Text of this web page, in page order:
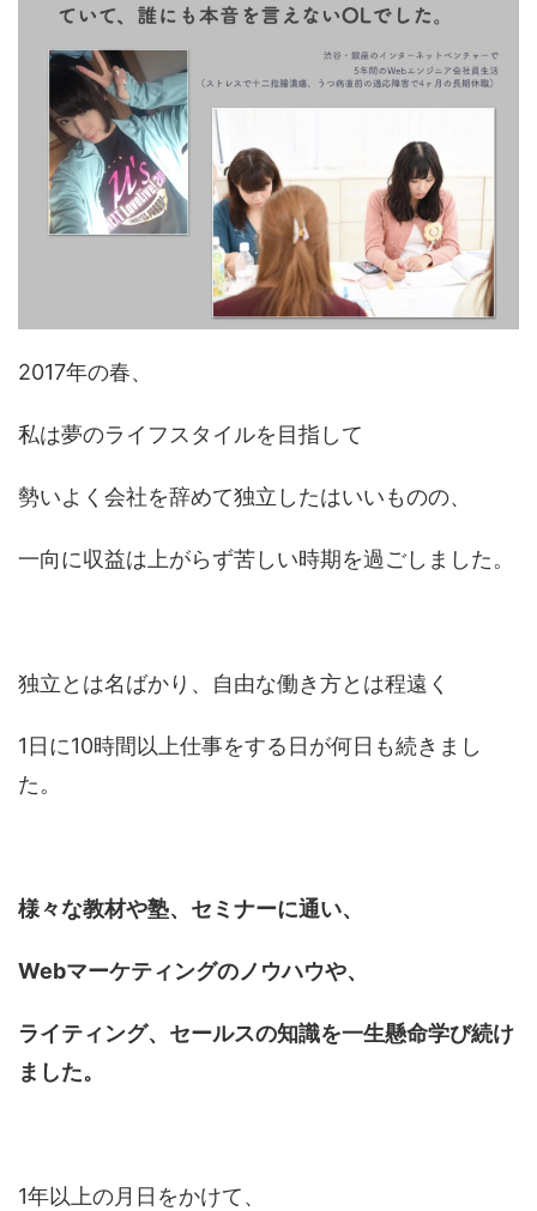
2017年の春、
私は夢のライフスタイルを目指して
勢いよく会社を辞めて独立したはいいものの、
一向に収益は上がらず苦しい時期を過ごしました。
独立とは名ばかり、自由な働き方とは程遠く
1日に10時間以上仕事をする日が何日も続きまし
た。
様々な教材や塾、セミナーに通い、
Webマーケティングのノウハウや、
ライティング、セールスの知識を一生懸命学び続け
ました。
1年以上の月日をかけて、